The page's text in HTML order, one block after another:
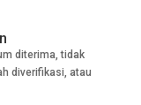
diterima, tidak
diverifikasi, atau